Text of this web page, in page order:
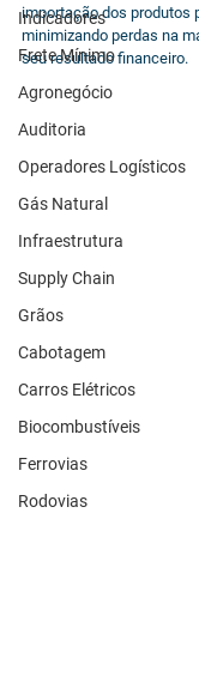
Indicadores
Frete Mínimo
Agronegócio
Auditoria
Operadores Logísticos
Gás Natural
Infraestrutura
Supply Chain
Grãos
Cabotagem
Carros Elétricos
Biocombustíveis
Ferrovias
Rodovias
importação dos produtos
minimizando perdas na
seu resultado financeiro.